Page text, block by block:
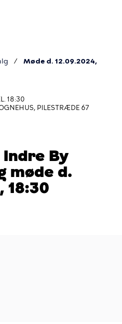
Møde d. 12.09.2024,
18:30
PILESTRÆDE 67
By
møde d.
18:30